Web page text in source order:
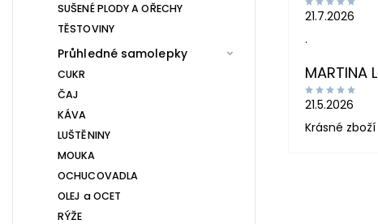
SUŠENÉ PLODY A OŘECHY
TĚSTOVINY
Průhledné samolepky
CUKR
ČAJ
KÁVA
LUŠTĚNINY
MOUKA
OCHUCOVADLA
OLEJ a OCET
RÝŽE
21.7.2026
.
MARTINA
21.5.2026
Krásné zboží